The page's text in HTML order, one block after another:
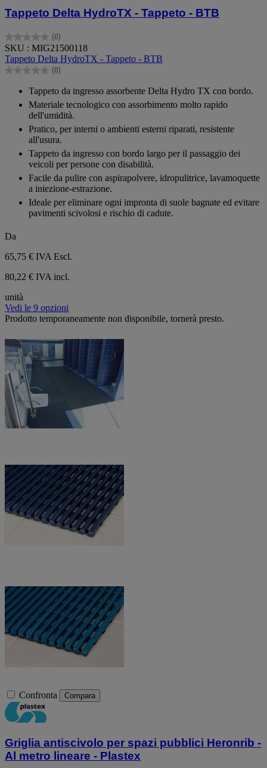
Tappeto Delta HydroTX - Tappeto - BTB
(0)
0.0
su
5
stelle.
SKU : MIG21500118
Tappeto Delta HydroTX - Tappeto - BTB
(0)
0.0
stelle.
Tappeto da ingresso assorbente Delta Hydro TX con bordo.
Materiale tecnologico con assorbimento molto rapido
dell'umidità.
Pratico, per interni o ambienti esterni riparati, resistente
all'usura.
Tappeto da ingresso con bordo largo per il passaggio dei
veicoli per persone con disabilità.
Facile da pulire con aspirapolvere, idropulitrice, lavamoquette
a iniezione-estrazione.
Ideale per eliminare ogni impronta di suole bagnate ed evitare
pavimenti scivolosi e rischio di cadute.
Da
65,75 € IVA Escl.
80,22 € IVA incl.
unità
Vedi le 9 opzioni
Prodotto temporaneamente non disponibile, tornerà presto.
Confronta Compara
Griglia antiscivolo per spazi pubblici Heronrib -
Al metro lineare - Plastex